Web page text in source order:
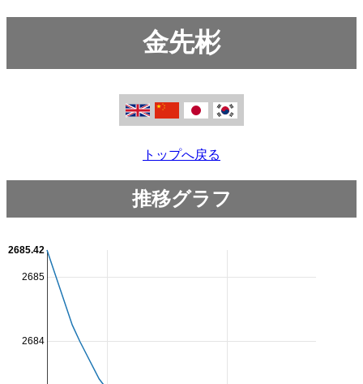
金先彬
トップへ戻る
推移グラフ
2684
2685
2685.42